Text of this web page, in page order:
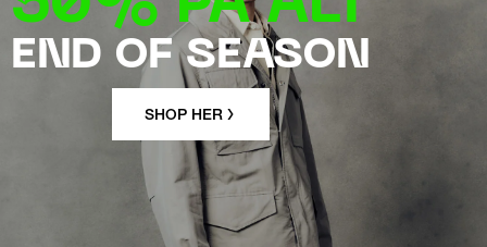
END OF SEASON
SHOP HER